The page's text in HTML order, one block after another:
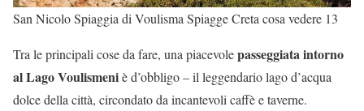
San Nicolo Spiaggia di Voulisma Spiagge Creta cosa vedere 13
Tra le principali cose da fare, una piacevolepasseggiata intorno
al Lago Voulismeniè d’obbligo – il leggendario lago d’acqua
dolce della città, circondato da incantevoli caffè e taverne.